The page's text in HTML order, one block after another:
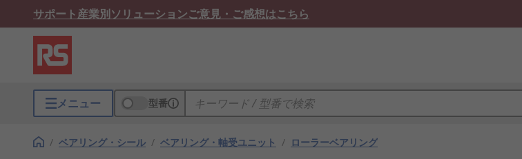
サポート産業別ソリューションご意見・ご感想はこちら
メニュー 型番
/ ベアリング・シール / ベアリング・軸受ユニット / ローラーベアリング